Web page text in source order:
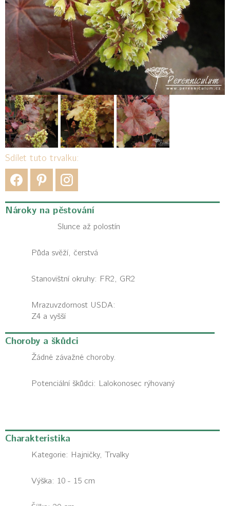
Sdílet tuto trvalku:
Nároky na pěstování
Slunce až polostín
Půda svěží, čerstvá
Stanovištní okruhy: FR2, GR2
Mrazuvzdornost USDA:
Z4 a vyšší
Choroby a škůdci
Žádné závažné choroby.
Potenciální škůdci: Lalokonosec rýhovaný
Charakteristika
Kategorie: Hajničky, Trvalky
Výška: 10 - 15 cm